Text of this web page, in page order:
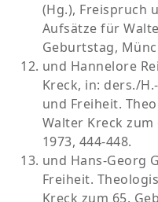
Evangelischen
(bis 2016)
(Hg.), Freispruch
Aufsätze für
Geburtstag,
und Hannelore
Kreck, in: ders./
und Freiheit.
Walter Kreck
1973, 444-448.
und Hans-Georg
Freiheit.
Kreck zum 65.